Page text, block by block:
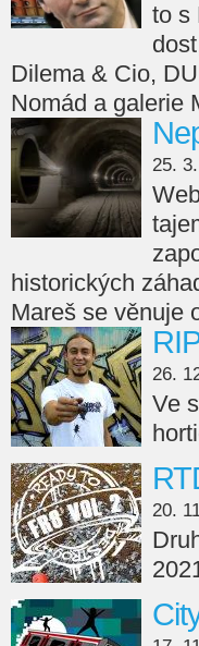
to s
Dilema & Cio,
Nomád a galerie
25.
historických
Mareš se věnuje
26.
Ve
20.